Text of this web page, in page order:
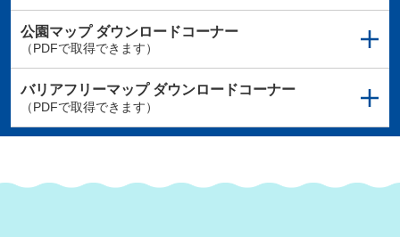
公園マップダウンロードコーナー
（PDFで取得できます）
バリアフリーマップダウンロードコーナー
（PDFで取得できます）